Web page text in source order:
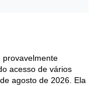
provavelmente
acesso de vários
agosto de 2026. Ela